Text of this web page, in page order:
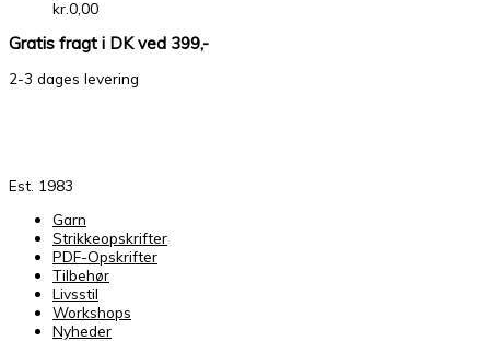
kr.0,00
Gratis fragt i DK ved 399,-
2-3 dages levering
Est. 1983
Garn
Strikkeopskrifter
PDF-Opskrifter
Tilbehør
Livsstil
Workshops
Nyheder